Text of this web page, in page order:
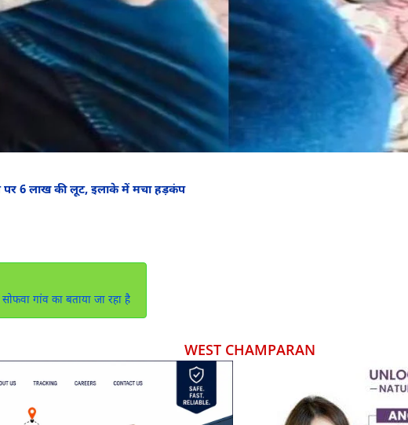
पर 6 लाख की लूट, इलाके में मचा हड़कंप
सोफवा गांव का बताया जा रहा है
WEST CHAMPARAN